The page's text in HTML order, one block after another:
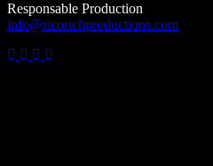
Responsable Production
info@ricorichproductions.com